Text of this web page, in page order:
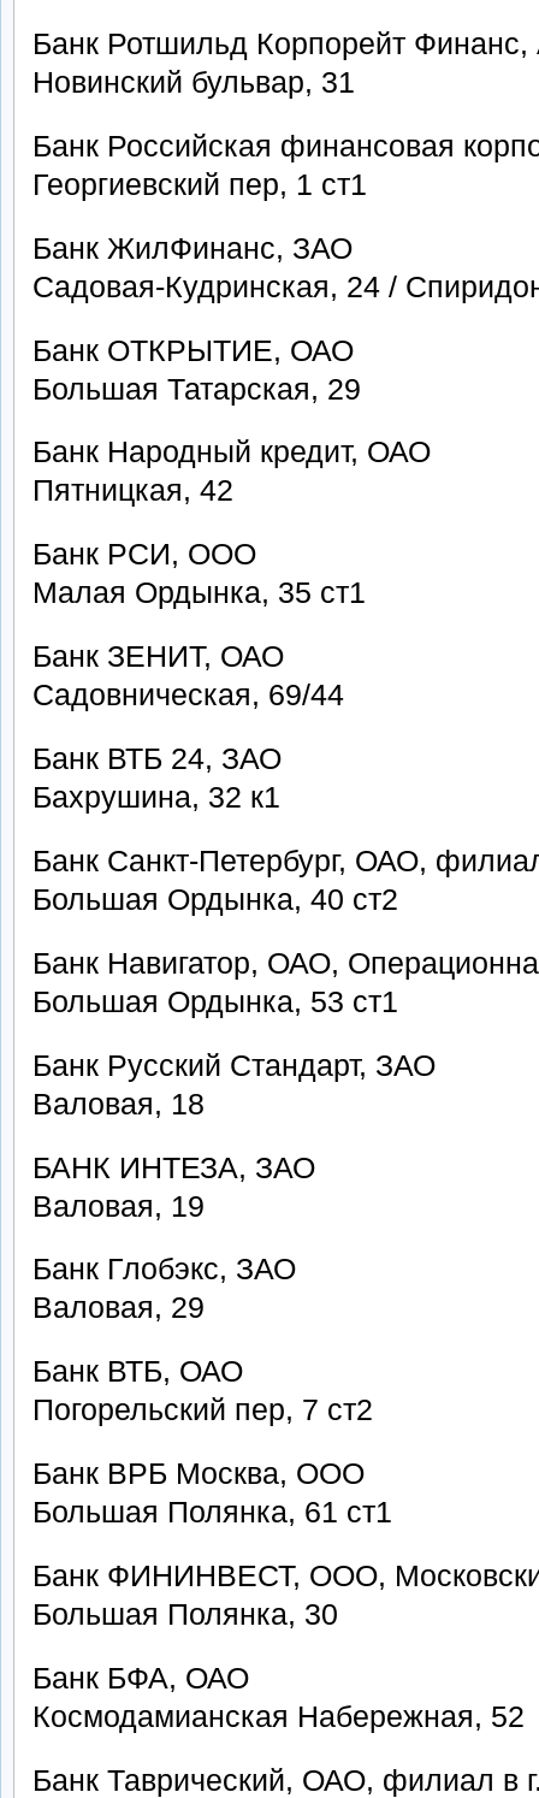
Банк Ротшильд Корпорейт
Новинский бульвар, 31
Банк Российская финансовая
Георгиевский пер, 1 ст1
Банк ЖилФинанс, ЗАО
Садовая-Кудринская, 24 /
Банк ОТКРЫТИЕ, ОАО
Большая Татарская, 29
Банк Народный кредит, ОАО
Пятницкая, 42
Банк РСИ, ООО
Малая Ордынка, 35 ст1
Банк ЗЕНИТ, ОАО
Садовническая, 69/44
Банк ВТБ 24, ЗАО
Бахрушина, 32 к1
Банк Санкт-Петербург, ОАО,
Большая Ордынка, 40 ст2
Банк Навигатор, ОАО,
Большая Ордынка, 53 ст1
Банк Русский Стандарт, ЗАО
Валовая, 18
БАНК ИНТЕЗА, ЗАО
Валовая, 19
Банк Глобэкс, ЗАО
Валовая, 29
Банк ВТБ, ОАО
Погорельский пер, 7 ст2
Банк ВРБ Москва, ООО
Большая Полянка, 61 ст1
Банк ФИНИНВЕСТ, ООО,
Большая Полянка, 30
Банк БФА, ОАО
Космодамианская Набережная, 52
Банк Таврический, ОАО, филиал в